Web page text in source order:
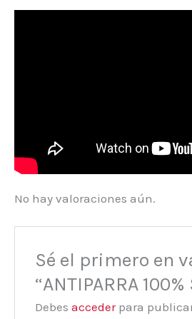
No hay valoraciones aún.
Sé el primero en
“ANTIPARRA 100%
Debesaccederpara